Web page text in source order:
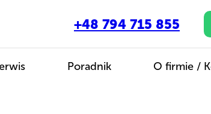
+48 794 715 855
Poradnik O firmie /